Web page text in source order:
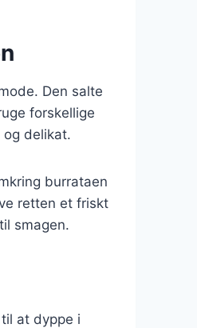
Den salte
forskellige
delikat.
burrataen
retten et friskt
smagen.
at dyppe i